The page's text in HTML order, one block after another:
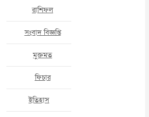
রাশিফল
সংবাদ বিজ্ঞপ্তি
মুক্তমত
ফিচার
ইতিহাস